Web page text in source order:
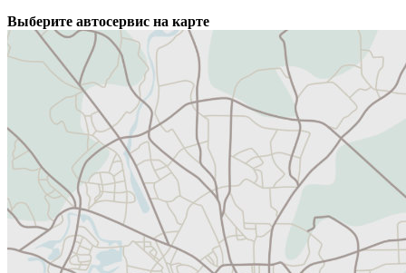
Выберите автосервис на карте